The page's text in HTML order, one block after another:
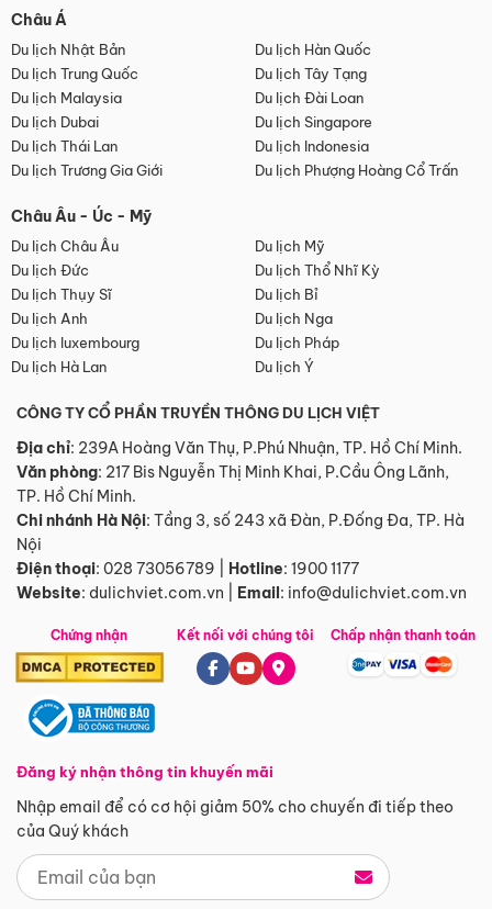
Châu Á
Du lịch Nhật Bản
Du lịch Hàn Quốc
Du lịch Trung Quốc
Du lịch Tây Tạng
Du lịch Malaysia
Du lịch Đài Loan
Du lịch Dubai
Du lịch Singapore
Du lịch Thái Lan
Du lịch Indonesia
Du lịch Trương Gia Giới
Du lịch Phượng Hoàng Cổ Trấn
Châu Âu - Úc - Mỹ
Du lịch Châu Âu
Du lịch Mỹ
Du lịch Đức
Du lịch Thổ Nhĩ Kỳ
Du lịch Thụy Sĩ
Du lịch Bỉ
Du lịch Anh
Du lịch Nga
Du lịch luxembourg
Du lịch Pháp
Du lịch Hà Lan
Du lịch Ý
CÔNG TY CỔ PHẦN TRUYỀN THÔNG DU LỊCH VIỆT
Địa chỉ: 239A Hoàng Văn Thụ, P.Phú Nhuận, TP. Hồ Chí Minh.
Văn phòng: 217 Bis Nguyễn Thị Minh Khai, P.Cầu Ông Lãnh,
TP. Hồ Chí Minh.
Chi nhánh Hà Nội: Tầng 3, số 243 xã Đàn, P.Đống Đa, TP. Hà
Nội
Điện thoại: 028 73056789 Hotline: 1900 1177
Website: dulichviet.com.vn Email: info@dulichviet.com.vn
Chứng nhận
Đăng ký nhận thông tin khuyến mãi
Nhập email để có cơ hội giảm 50% cho chuyến đi tiếp theo
của Quý khách
Kết nối với chúng tôi Chấp nhận thanh toán